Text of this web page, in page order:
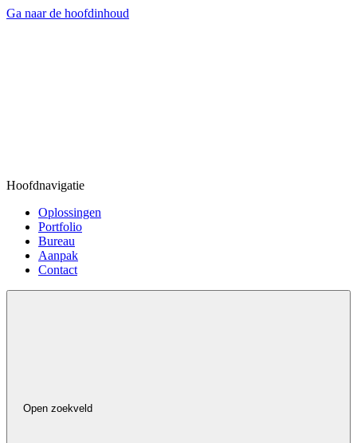
Ga naar de hoofdinhoud
Hoofdnavigatie
Oplossingen
Portfolio
Bureau
Aanpak
Contact
Open zoekveld